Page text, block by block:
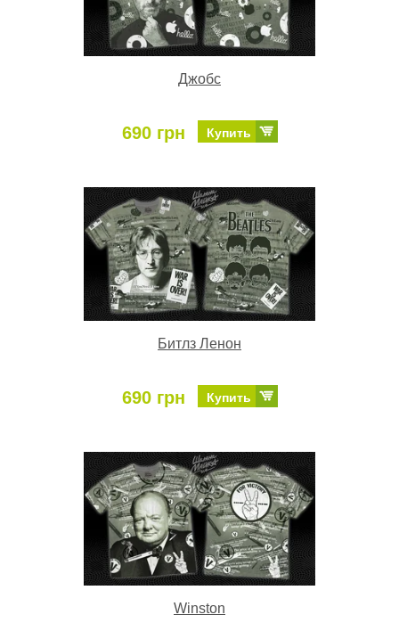
Джобс
690 грн Купить
Битлз Ленон
690 грн Купить
Winston